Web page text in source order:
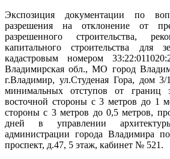
Экспозиция документации по
разрешения на отклонение от
разрешенного строительства,
капитального строительства для
кадастровым номером
Владимирская обл., МО город
г.Владимир, ул.Студеная Гора, дом
минимальных отступов от границ
восточной стороны с 3 метров до 1
стороны с 3 метров до 0,5 метров,
дней в управлении
администрации города Владимира
проспект, д.47, 5 этаж, кабинет № 521.